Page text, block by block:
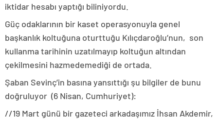
iktidar hesabı yaptığı biliniyordu.
Güç odaklarının bir kaset operasyonuyla genel
başkanlık koltuğuna oturttuğu Kılıçdaroğlu’nun, son
kullanma tarihinin uzatılmayıp koltuğun altından
çekilmesini hazmedemediği de ortada.
Şaban Sevinç’in basına yansıttığı şu bilgiler de bunu
doğruluyor (6 Nisan, Cumhuriyet):
//19 Mart günü bir gazeteci arkadaşımız İhsan Akdemir,